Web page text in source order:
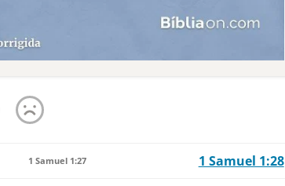
1 Samuel 1:27 1 Samuel 1:28